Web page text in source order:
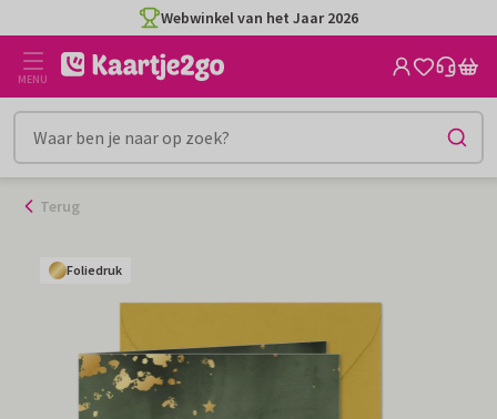
naar
inhoud
Webwinkel van het Jaar 2026
MENU
Terug
Foliedruk
Foliedruk
Foliedruk
Foliedruk
Foliedruk